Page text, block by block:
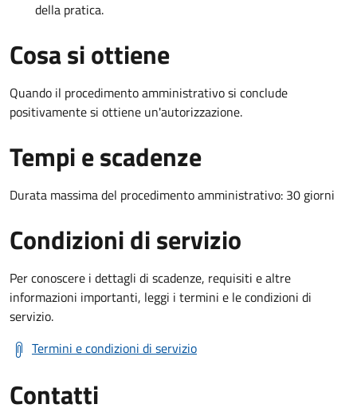
della pratica.
Cosa si ottiene
Quando il procedimento amministrativo si conclude
positivamente si ottiene un'autorizzazione.
Tempi e scadenze
Durata massima del procedimento amministrativo: 30 giorni
Condizioni di servizio
Per conoscere i dettagli di scadenze, requisiti e altre
informazioni importanti, leggi i termini e le condizioni di
servizio.
Termini e condizioni di servizio
Contatti